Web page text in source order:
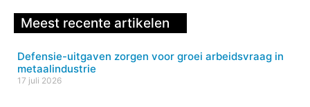
Meest recente artikelen
Defensie-uitgaven zorgen voor groei arbeidsvraag in
metaalindustrie
17 juli 2026